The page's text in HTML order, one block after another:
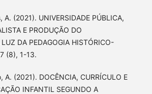
A. (2021). UNIVERSIDADE PÚBLICA,
E PRODUÇÃO DO
DA PEDAGOGIA HISTÓRICO-
(8), 1-13.
A. (2021). DOCÊNCIA, CURRÍCULO E
INFANTIL SEGUNDO A